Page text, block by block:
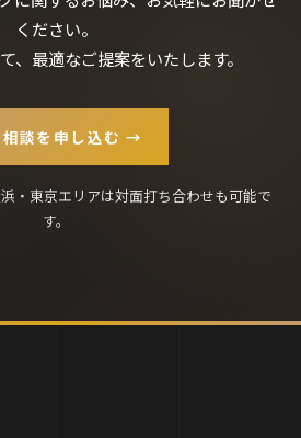
ください。
、最適なご提案をいたします。
談を申し込む →
・東京エリアは対面打ち合わせも可能で
す。